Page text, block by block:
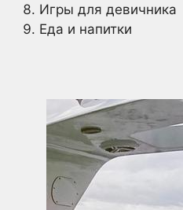
Игры для девичника
Еда и напитки